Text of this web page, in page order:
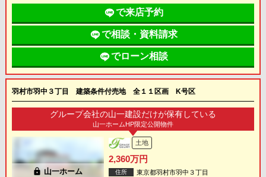
で来店予約
で相談・資料請求
でローン相談
羽村市羽中３丁目 建築条件付売地 全１１区画 K号区
グループ会社の山一建設だけが保有している
山一ホームHP限定公開物件
lock 山一ホーム
土地
2,360万円
住所 東京都羽村市羽中３丁目